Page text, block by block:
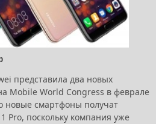
представила два новых
Mobile World Congress в феврале
новые смартфоны получат
Pro, поскольку компания уже